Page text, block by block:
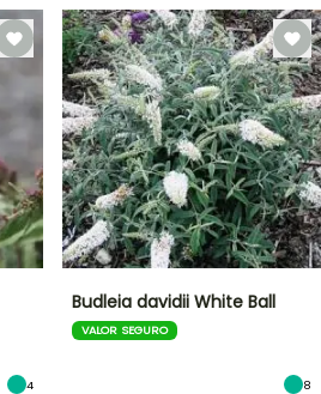
4
Budleia davidii White Ball
VALOR SEGURO
8